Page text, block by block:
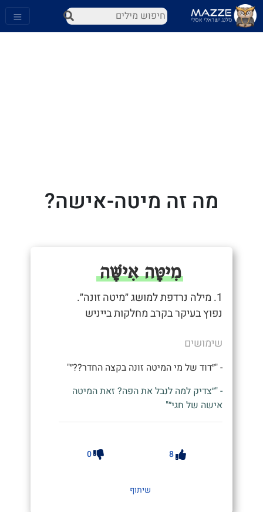
מה זה מיטה-אישה?
מִיטָּה אִישָּׁה
1. מילה נרדפת למושג ״מיטה זונה״.
נפוץ בעיקר בקרב מחלקות בייניש
שימושים
- "״דוד של מי המיטה זונה בקצה החדר??״"
- "״צדיק למה לנבל את הפה? זאת המיטה
אישה של חגי״"
8
0
שיתוף